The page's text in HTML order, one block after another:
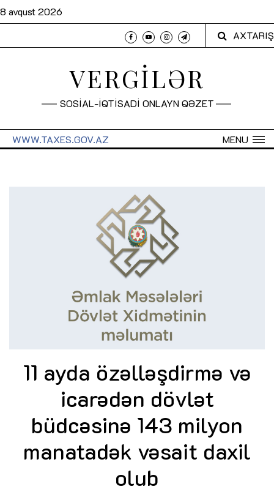
8 avqust 2026
AXTARIŞ
VERGİLƏR
SOSİAL-İQTİSADİ ONLAYN QƏZET
MENU
WWW.TAXES.GOV.AZ
11 ayda özəlləşdirmə və
icarədən dövlət
büdcəsinə 143 milyon
manatadək vəsait daxil
olub